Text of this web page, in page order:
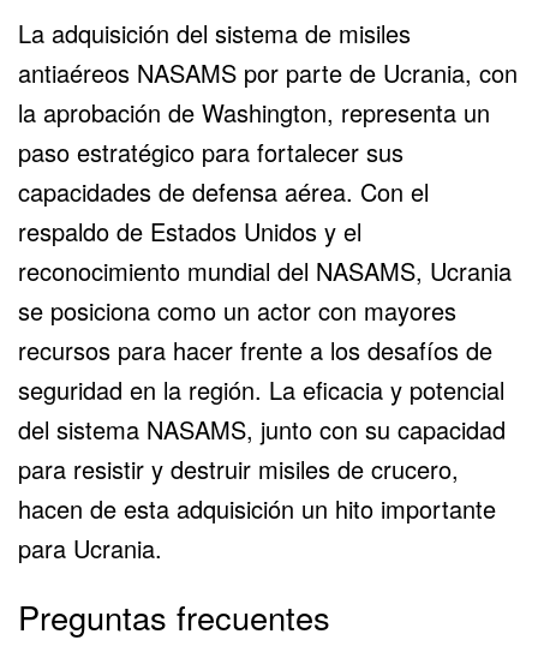
La adquisición del sistema de misiles
antiaéreos NASAMS por parte de Ucrania, con
la aprobación de Washington, representa un
paso estratégico para fortalecer sus
capacidades de defensa aérea. Con el
respaldo de Estados Unidos y el
reconocimiento mundial del NASAMS, Ucrania
se posiciona como un actor con mayores
recursos para hacer frente a los desafíos de
seguridad en la región. La eficacia y potencial
del sistema NASAMS, junto con su capacidad
para resistir y destruir misiles de crucero,
hacen de esta adquisición un hito importante
para Ucrania.
Preguntas frecuentes